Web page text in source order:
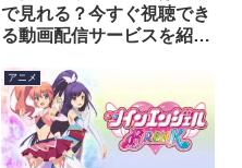
で見れる？今すぐ視聴でき
る動画配信サービスを紹
アニメ